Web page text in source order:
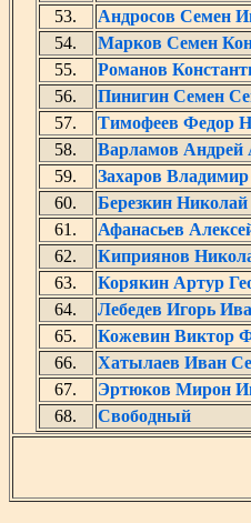
53.
Андросов Семен
54.
Марков Семен
55.
Романов
56.
Пинигин Семен
57.
Тимофеев Федор
58.
Варламов Андрей
59.
Захаров
60.
Березкин
61.
Афанасьев
62.
Киприянов
63.
Корякин Артур
64.
Лебедев Игорь
65.
Кожевин Виктор
66.
Хатылаев Иван
67.
Эртюков Мирон
68.
Свободный